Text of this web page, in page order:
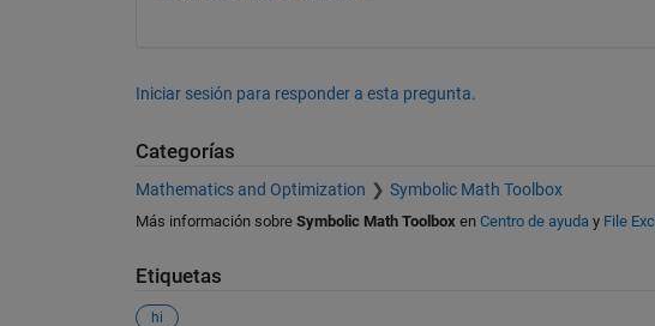
Iniciar sesión para responder a esta pregunta.
Categorías
Mathematics and Optimization Symbolic Math Toolbox
Más información sobre Symbolic Math Toolboxen Centro de ayuday File
Etiquetas
hi